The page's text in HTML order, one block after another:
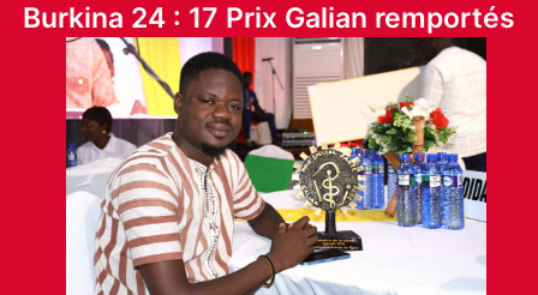
Burkina 24 : 17 Prix Galian remportés